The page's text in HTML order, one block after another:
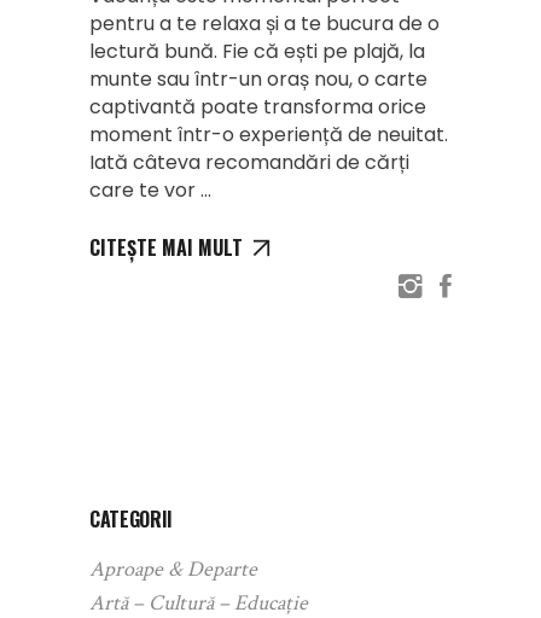
pentru a te relaxa și a te bucura de o
lectură bună. Fie că ești pe plajă, la
munte sau într-un oraș nou, o carte
captivantă poate transforma orice
moment într-o experiență de neuitat.
Iată câteva recomandări de cărți
care te vor
CITEȘTE MAI MULT
CATEGORII
Aproape & Departe
Artă – Cultură – Educație